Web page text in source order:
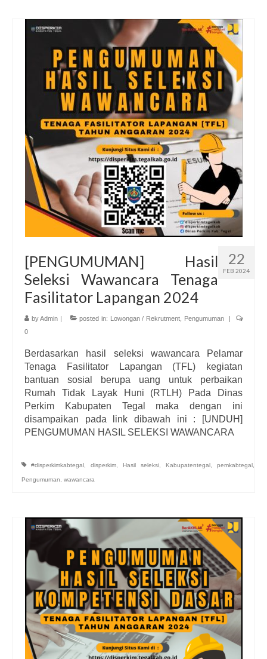
22
FEB 2024
[PENGUMUMAN] Hasil
Seleksi Wawancara Tenaga
Fasilitator Lapangan 2024
byAdmin posted in: Lowongan / Rekrutment Pengumuman
0
Berdasarkan hasil seleksi wawancara Pelamar
Tenaga Fasilitator Lapangan (TFL) kegiatan
bantuan sosial berupa uang untuk perbaikan
Rumah Tidak Layak Huni (RTLH) Pada Dinas
Perkim Kabupaten Tegal maka dengan ini
disampaikan pada link dibawah ini : [UNDUH]
PENGUMUMAN HASIL SELEKSI WAWANCARA
#disperkimkabtegal, disperkim, Hasil seleksi, Kabupatentegal, pemkabtegal,
Pengumuman, wawancara